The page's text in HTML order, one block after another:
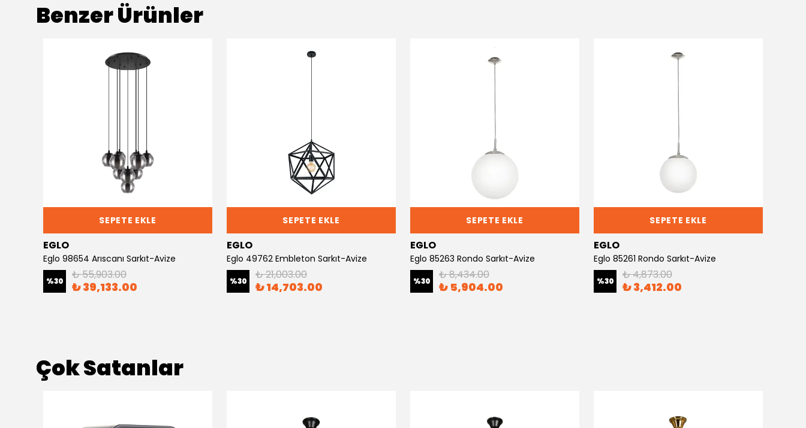
Benzer Ürünler
SEPETE EKLE
EGLO
Eglo 98654 Arıscanı Sarkıt-Avize
%30 ₺ 55,903.00
₺ 39,133.00
SEPETE EKLE
EGLO
Eglo 49762 Embleton Sarkıt-Avize
%30 ₺ 21,003.00
₺ 14,703.00
SEPETE EKLE
EGLO
Eglo 85263 Rondo Sarkıt-Avize
%30 ₺ 8,434.00
₺ 5,904.00
SEPETE EKLE
EGLO
Eglo 85261 Rondo Sarkıt-Avize
%30 ₺ 4,873.00
₺ 3,412.00
Çok Satanlar